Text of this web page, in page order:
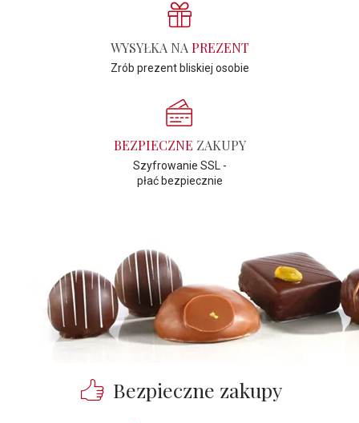
WYSYŁKA NAPREZENT
Zrób prezent bliskiej osobie
BEZPIECZNE ZAKUPY
Szyfrowanie SSL -
płać bezpiecznie
Bezpieczne zakupy